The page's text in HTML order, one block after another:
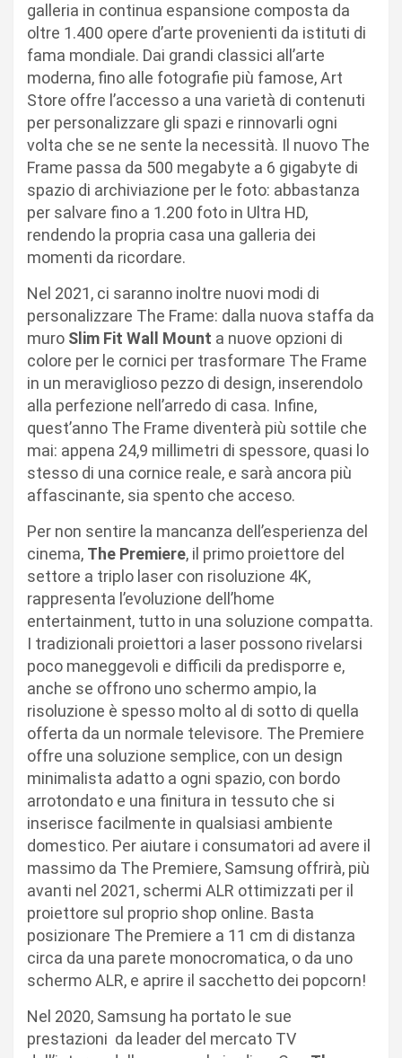
galleria in continua espansione composta da
oltre 1.400 opere d’arte provenienti da istituti di
fama mondiale. Dai grandi classici all’arte
moderna, fino alle fotografie più famose, Art
Store offre l’accesso a una varietà di contenuti
per personalizzare gli spazi e rinnovarli ogni
volta che se ne sente la necessità. Il nuovo The
Frame passa da 500 megabyte a 6 gigabyte di
spazio di archiviazione per le foto: abbastanza
per salvare fino a 1.200 foto in Ultra HD,
rendendo la propria casa una galleria dei
momenti da ricordare.
Nel 2021, ci saranno inoltre nuovi modi di
personalizzare The Frame: dalla nuova staffa da
muro Slim Fit Wall Mount a nuove opzioni di
colore per le cornici per trasformare The Frame
in un meraviglioso pezzo di design, inserendolo
alla perfezione nell’arredo di casa. Infine,
quest’anno The Frame diventerà più sottile che
mai: appena 24,9 millimetri di spessore, quasi lo
stesso di una cornice reale, e sarà ancora più
affascinante, sia spento che acceso.
Per non sentire la mancanza dell’esperienza del
cinema, The Premiere, il primo proiettore del
settore a triplo laser con risoluzione 4K,
rappresenta l’evoluzione dell’home
entertainment, tutto in una soluzione compatta.
I tradizionali proiettori a laser possono rivelarsi
poco maneggevoli e difficili da predisporre e,
anche se offrono uno schermo ampio, la
risoluzione è spesso molto al di sotto di quella
offerta da un normale televisore. The Premiere
offre una soluzione semplice, con un design
minimalista adatto a ogni spazio, con bordo
arrotondato e una finitura in tessuto che si
inserisce facilmente in qualsiasi ambiente
domestico. Per aiutare i consumatori ad avere il
massimo da The Premiere, Samsung offrirà, più
avanti nel 2021, schermi ALR ottimizzati per il
proiettore sul proprio shop online. Basta
posizionare The Premiere a 11 cm di distanza
circa da una parete monocromatica, o da uno
schermo ALR, e aprire il sacchetto dei popcorn!
Nel 2020, Samsung ha portato le sue
prestazioni da leader del mercato TV